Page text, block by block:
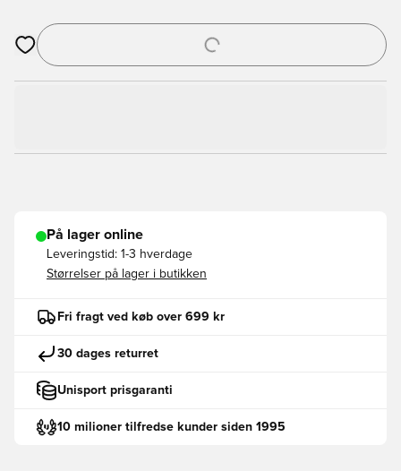
Åbner en Modal til at logge ind eller tilmelde dig som medlem
På lager online
Leveringstid: 1-3 hverdage
Størrelser på lager i butikken
Fri fragt ved køb over 699 kr
30 dages returret
Unisport prisgaranti
10 milioner tilfredse kunder siden 1995